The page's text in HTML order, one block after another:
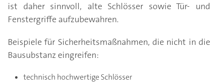
ist daher sinnvoll, alte Schlösser sowie Tür- und
Fenstergriffe aufzubewahren.
Beispiele für Sicherheitsmaßnahmen, die nicht in die
Bausubstanz eingreifen:
technisch hochwertige Schlösser